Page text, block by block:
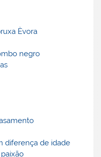
Èvora
negro
diferença de idade